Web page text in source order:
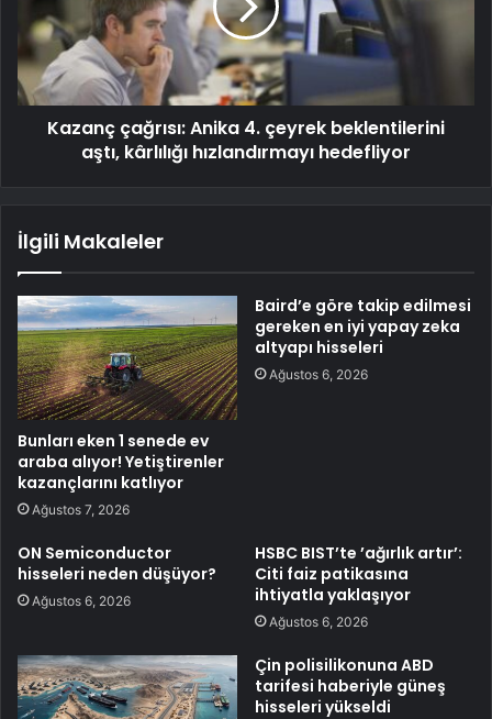
Kazanç çağrısı: Anika 4. çeyrek beklentilerini
aştı, kârlılığı hızlandırmayı hedefliyor
İlgili Makaleler
Bunları eken 1 senede ev
araba alıyor! Yetiştirenler
kazançlarını katlıyor
Ağustos 7, 2026
Baird’e göre takip edilmesi
gereken en iyi yapay zeka
altyapı hisseleri
Ağustos 6, 2026
ON Semiconductor
hisseleri neden düşüyor?
Ağustos 6, 2026
HSBC BIST’te ’ağırlık artır’:
Citi faiz patikasına
ihtiyatla yaklaşıyor
Ağustos 6, 2026
Çin polisilikonuna ABD
tarifesi haberiyle güneş
hisseleri yükseldi